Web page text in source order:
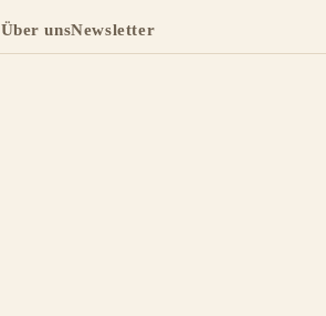
Über unsNewsletter